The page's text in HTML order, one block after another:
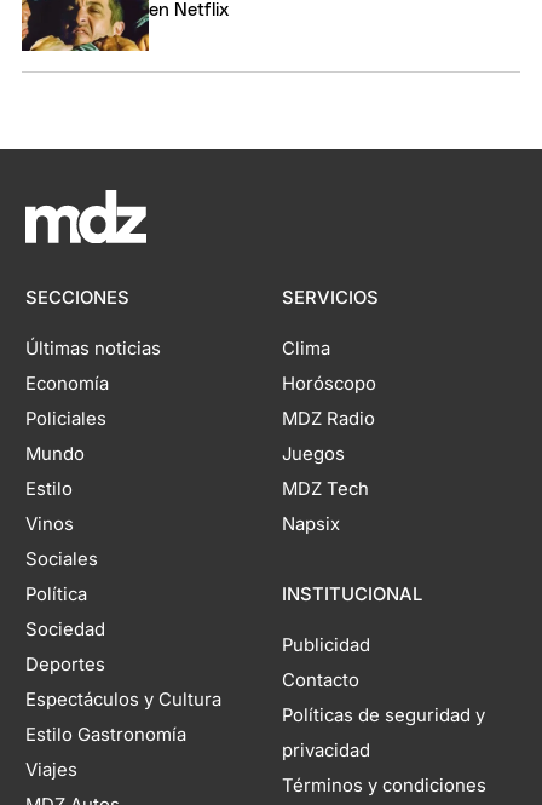
en Netflix
SECCIONES
Últimas noticias
Economía
Policiales
Mundo
Estilo
Vinos
Sociales
Política
Sociedad
Deportes
Espectáculos y Cultura
Estilo Gastronomía
Viajes
SERVICIOS
Clima
Horóscopo
MDZ Radio
Juegos
MDZ Tech
Napsix
INSTITUCIONAL
Publicidad
Contacto
Políticas de seguridad y
privacidad
Términos y condiciones